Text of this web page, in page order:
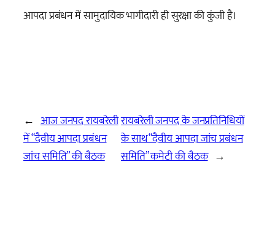
आपदा प्रबंधन में सामुदायिक भागीदारी ही सुरक्षा की कुंजी है।
← आज जनपद रायबरेली
में “दैवीय आपदा प्रबंधन
जांच समिति” की बैठक
रायबरेली जनपद के जनप्रतिनिधियों
के साथ “दैवीय आपदा जांच प्रबंधन
समिति” कमेटी की बैठक →